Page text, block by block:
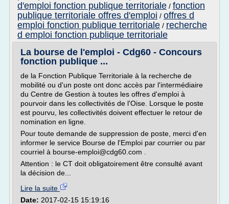
d'emploi fonction publique territoriale / fonction
publique territoriale offres d'emploi / offres d
emploi fonction publique territoriale / recherche
d emploi fonction publique territoriale
La bourse de l'emploi - Cdg60 - Concours
fonction publique ...
de la Fonction Publique Territoriale à la recherche de
mobilité ou d'un poste ont donc accès par l'intermédiaire
du Centre de Gestion à toutes les offres d'emploi à
pourvoir dans les collectivités de l'Oise. Lorsque le poste
est pourvu, les collectivités doivent effectuer le retour de
nomination en ligne.
Pour toute demande de suppression de poste, merci d'en
informer le service Bourse de l'Emploi par courrier ou par
courriel à bourse-emploi@cdg60.com .
Attention : le CT doit obligatoirement être consulté avant
la décision de...
Lire la suite
Date: 2017-02-15 15:19:16